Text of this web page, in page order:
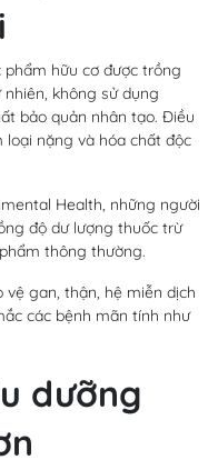
hữu cơ được trồng
không sử dụng
bảo quản nhân tạo. Điều
nặng và hóa chất độc
Health, những người
độ dư lượng thuốc trừ
thông thường.
gan, thận, hệ miễn dịch
các bệnh mãn tính như
dưỡng